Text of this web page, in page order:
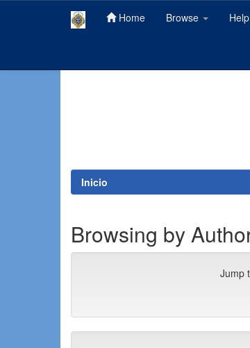
navigation
Home Browse Help
Inicio
Browsing by
Jump